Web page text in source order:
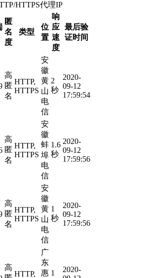
HTTPS代理IP
匿
名
度
类型
位
置
响
应
速
度
最后验
证时间
高
匿
名
HTTP,
HTTPS
安
徽
黄
山
电
信
2
秒
2020-
09-12
17:59:54
高
匿
名
HTTP,
HTTPS
安
徽
蚌
埠
电
信
1.6
秒
2020-
09-12
17:59:56
高
匿
名
HTTP,
HTTPS
安
徽
黄
山
电
信
1
秒
2020-
09-12
17:59:56
高
HTTP,
广
东
惠 1
2020-